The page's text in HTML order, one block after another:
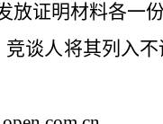
证明材料各一份
谈人将其列入